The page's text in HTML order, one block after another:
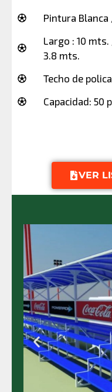
Pintura
Largo : 10
3.8 mts.
Techo de
Capacidad: 50
VER